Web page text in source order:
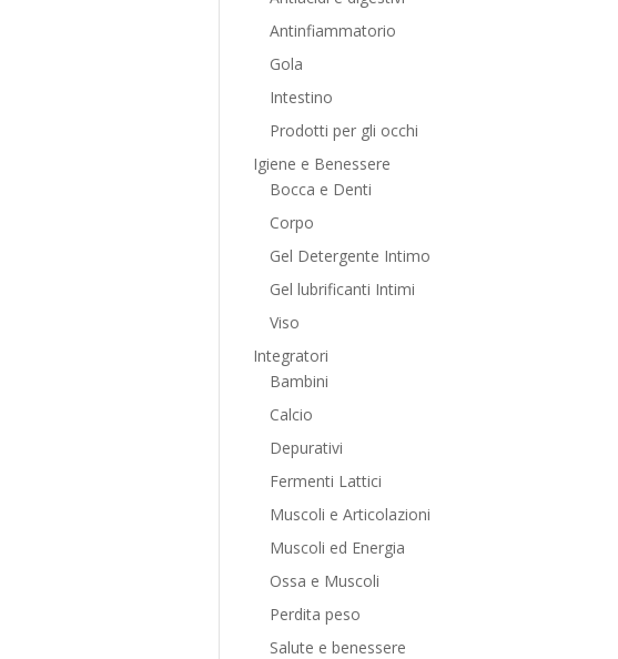
Antinfiammatorio
Gola
Intestino
Prodotti per gli occhi
Igiene e Benessere
Bocca e Denti
Corpo
Gel Detergente Intimo
Gel lubrificanti Intimi
Viso
Integratori
Bambini
Calcio
Depurativi
Fermenti Lattici
Muscoli e Articolazioni
Muscoli ed Energia
Ossa e Muscoli
Perdita peso
Salute e benessere